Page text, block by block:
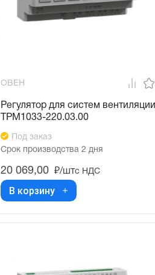
ОВЕН
Регулятор для систем вентиляции
ТРМ1033-220.03.00
Под заказ
Срок производства 2 дня
20 069,00 ₽/штс НДС
В корзину